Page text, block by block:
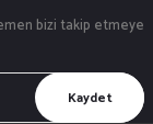
bizi takip etmeye
Kaydet